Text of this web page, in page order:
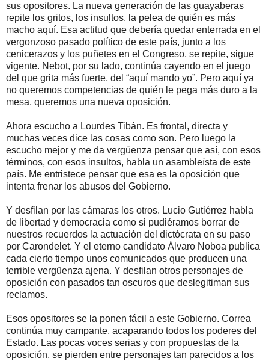
sus opositores. La nueva generación de las guayaberas
repite los gritos, los insultos, la pelea de quién es más
macho aquí. Esa actitud que debería quedar enterrada en el
vergonzoso pasado político de este país, junto a los
cenicerazos y los puñetes en el Congreso, se repite, sigue
vigente. Nebot, por su lado, continúa cayendo en el juego
del que grita más fuerte, del “aquí mando yo”. Pero aquí ya
no queremos competencias de quién le pega más duro a la
mesa, queremos una nueva oposición.
Ahora escucho a Lourdes Tibán. Es frontal, directa y
muchas veces dice las cosas como son. Pero luego la
escucho mejor y me da vergüenza pensar que así, con esos
términos, con esos insultos, habla un asambleísta de este
país. Me entristece pensar que esa es la oposición que
intenta frenar los abusos del Gobierno.
Y desfilan por las cámaras los otros. Lucio Gutiérrez habla
de libertad y democracia como si pudiéramos borrar de
nuestros recuerdos la actuación del dictócrata en su paso
por Carondelet. Y el eterno candidato Álvaro Noboa publica
cada cierto tiempo unos comunicados que producen una
terrible vergüenza ajena. Y desfilan otros personajes de
oposición con pasados tan oscuros que deslegitiman sus
reclamos.
Esos opositores se la ponen fácil a este Gobierno. Correa
continúa muy campante, acaparando todos los poderes del
Estado. Las pocas voces serias y con propuestas de la
oposición, se pierden entre personajes tan parecidos a los